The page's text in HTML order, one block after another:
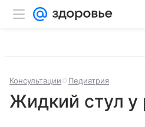
Консультации Педиатрия
Жидкий стул у